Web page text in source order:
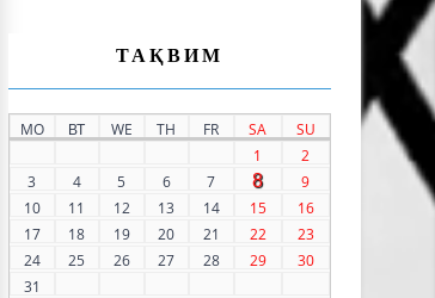
ТАҚВИМ
MO ВТ WE TH FR SA
SU
1
2
3
4 5 6 7 8
9
10
11 12 13 14 15
16
17
18 19 20 21 22
23
24
25 26 27 28 29
30
31